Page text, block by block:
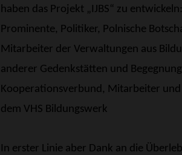
haben das Projekt „IJBS“ zu
Prominente, Politiker, Polnische
Mitarbeiter der Verwaltungen aus
anderer Gedenkstätten und
Kooperationsverbund, Mitarbeiter und
dem VHS Bildungswerk
In erster Linie aber Dank an die